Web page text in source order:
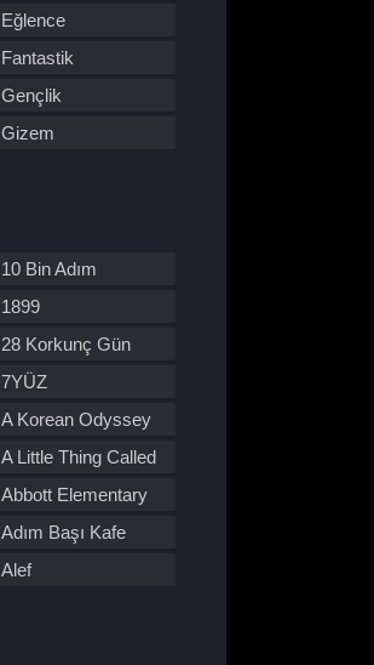
Eğlence
Fantastik
Gençlik
Gizem
10 Bin Adım
1899
28 Korkunç Gün
7YÜZ
A Korean Odyssey
A Little Thing Called
First Love
Abbott Elementary
Adım Başı Kafe
Alef